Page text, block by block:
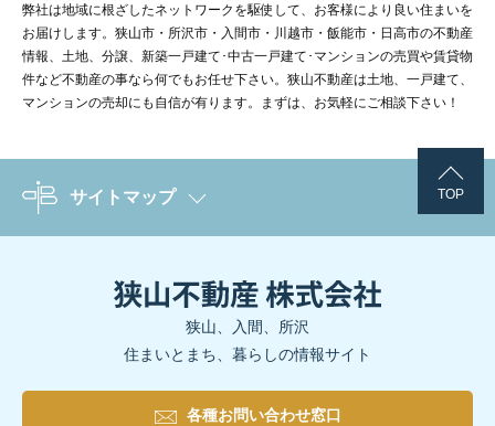
弊社は地域に根ざしたネットワークを駆使して、お客様により良い住まいを
お届けします。狭山市・所沢市・入間市・川越市・飯能市・日高市の不動産
情報、土地、分譲、新築一戸建て･中古一戸建て･マンションの売買や賃貸物
件など不動産の事なら何でもお任せ下さい。狭山不動産は土地、一戸建て、
マンションの売却にも自信が有ります。まずは、お気軽にご相談下さい！
TOP
サイトマップ
狭山、入間、所沢
住まいとまち、暮らしの情報サイト
各種お問い合わせ窓口